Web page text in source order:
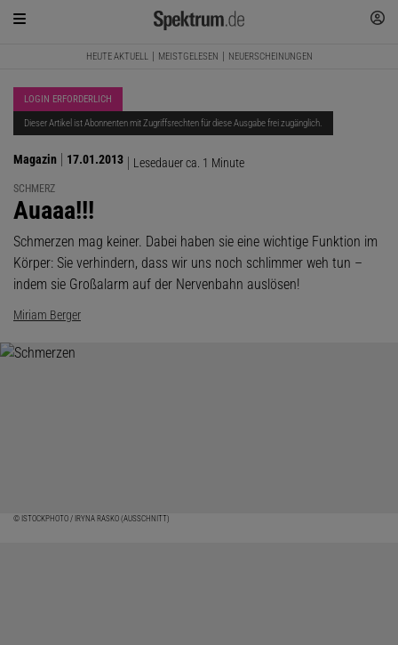
HEUTE AKTUELL MEISTGELESEN NEUERSCHEINUNGEN
LOGIN ERFORDERLICH
Dieser Artikel ist Abonnenten mit Zugriffsrechten für diese Ausgabe frei zugänglich.
Magazin 17.01.2013 Lesedauer ca. 1 Minute
SCHMERZ
:
Auaaa!!!
Schmerzen mag keiner. Dabei haben sie eine wichtige Funktion im
Körper: Sie verhindern, dass wir uns noch schlimmer weh tun –
indem sie Großalarm auf der Nervenbahn auslösen!
Miriam Berger
© ISTOCKPHOTO / IRYNA RASKO (AUSSCHNITT)